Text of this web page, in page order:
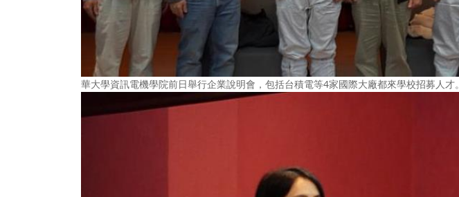
華大學資訊電機學院前日舉行企業說明會，包括台積電等4家國際大廠都來學校招募人才。